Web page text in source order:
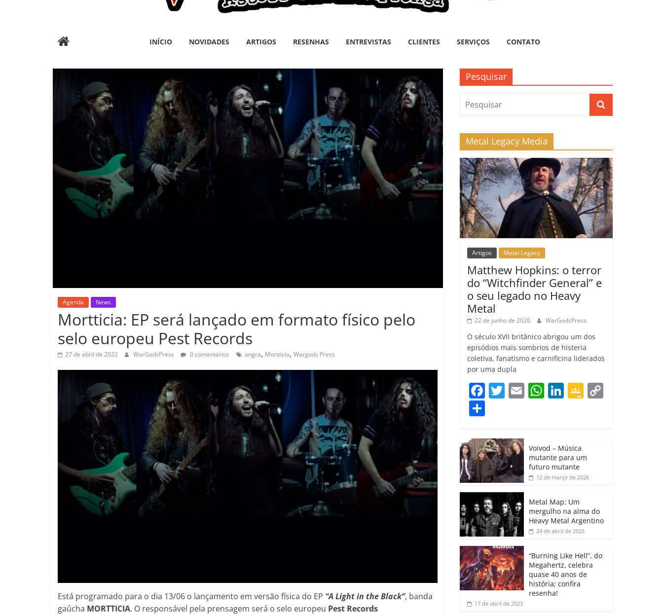
Wargods
Press
Assessoria
Conteúdos
INÍCIO NOVIDADES ARTIGOS RESENHAS ENTREVISTAS CLIENTES SERVIÇOS CONTATO
Agenda News
Mortticia: EP será lançado em formato físico pelo
selo europeu Pest Records
27 de abril de 2022 WarGodsPress 0 comentários angra, Mortticia, Wargods Press
Está programado para o dia 13/06 o lançamento em versão física do EP “A Light in the Black”, banda
gaúcha MORTTICIA. O responsável pela prensagem será o selo europeu Pest Records
Pesquisar
Metal Legacy Media
Artigos Metal Legacy
Matthew Hopkins: o terror
do “Witchfinder General” e
o seu legado no Heavy
Metal
22 de junho de 2026 WarGodsPress
O século XVII britânico abrigou um dos
episódios mais sombrios de histeria
coletiva, fanatismo e carnificina liderados
por uma dupla
F
e
b
o
o
k
T
er
E W
A
p
p
Li
dI
n
G
e
a
ro
o
m
m
p
ar
til
h
ar
Voivod – Música
mutante para um
futuro mutante
12 de março de 2026
Metal Map: Um
mergulho na alma do
Heavy Metal Argentino
24 de abril de 2025
“Burning Like Hell”, do
Megahertz, celebra
quase 40 anos de
história; confira
resenha!
17 de abril de 2023